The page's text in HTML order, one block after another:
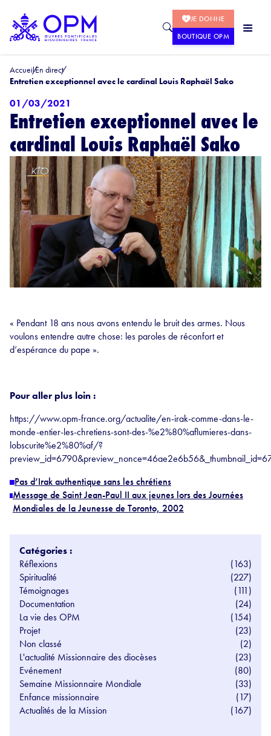
JE DONNE
BOUTIQUE OPM
AccueilEn direct
Entretien exceptionnel avec le cardinal Louis Raphaël Sako
01/03/2021
Entretien exceptionnel avec le
cardinal Louis Raphaël Sako
« Pendant 18 ans nous avons entendu le bruit des armes. Nous
voulons entendre autre chose: les paroles de réconfort et
d’espérance du pape ».
Pour aller plus loin :
https://www.opm-france.org/actualite/en-irak-comme-dans-le-
monde-entier-les-chretiens-sont-des-%e2%80%aflumieres-dans-
lobscurite%e2%80%af/?
Pas d’Irak authentique sans les chrétiens
Message de Saint Jean-Paul II aux jeunes lors des Journées
Mondiales de la Jeunesse de Toronto, 2002
Catégories :
Réflexions
(163)
Spiritualité
(227)
Témoignages
(111)
Documentation
(24)
La vie des OPM
(154)
Projet
(23)
Non classé
(2)
L'actualité Missionnaire des diocèses
(23)
Evénement
(80)
Semaine Missionnaire Mondiale
(33)
Enfance missionnaire
(17)
Actualités de la Mission
(167)